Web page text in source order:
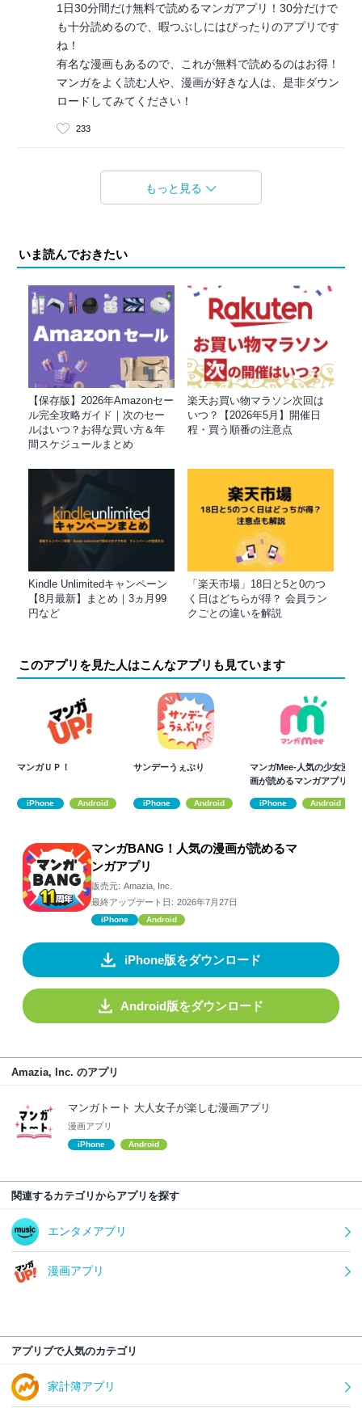
1日30分間だけ無料で読めるマンガアプリ！30分だけで
も十分読めるので、暇つぶしにはぴったりのアプリです
ね！
有名な漫画もあるので、これが無料で読めるのはお得！
マンガをよく読む人や、漫画が好きな人は、是非ダウン
ロードしてみてください！
233
もっと見る
いま読んでおきたい
【保存版】2026年Amazonセー
ル完全攻略ガイド｜次のセー
ルはいつ？お得な買い方＆年
間スケジュールまとめ
楽天お買い物マラソン次回は
いつ？【2026年5月】開催日
程・買う順番の注意点
Kindle Unlimitedキャンペーン
【8月最新】まとめ｜3ヵ月99
円など
「楽天市場」18日と5と0のつ
く日はどちらが得？ 会員ラン
クごとの違いを解説
このアプリを見た人はこんなアプリも見ています
マンガＵＰ！
iPhone Android
サンデーうぇぶり
iPhone Android
マンガMee-人気の少女漫
画が読めるマンガアプリ
iPhone Android
マンガBANG！人気の漫画が読めるマ
ンガアプリ
販売元: Amazia, Inc.
最終アップデート日: 2026年7月27日
iPhone Android
iPhone版をダウンロード
Android版をダウンロード
Amazia, Inc. のアプリ
マンガトート 大人女子が楽しむ漫画アプリ
漫画アプリ
iPhone Android
関連するカテゴリからアプリを探す
エンタメアプリ
漫画アプリ
アプリブで人気のカテゴリ
家計簿アプリ